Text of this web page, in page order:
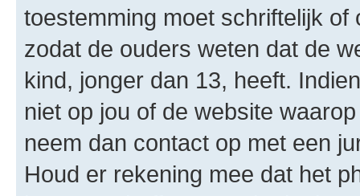
toestemming moet schriftelijk
zodat de ouders weten dat de
kind, jonger dan 13, heeft.
niet op jou of de website
neem dan contact op met een
Houd er rekening mee dat het